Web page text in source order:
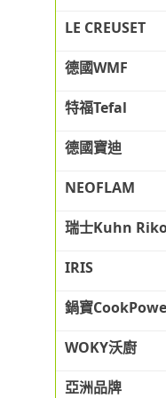
LE CREUSET
德國WMF
特福Tefal
德國寶迪
NEOFLAM
瑞士Kuhn
IRIS
鍋寶
WOKY沃廚
亞洲品牌